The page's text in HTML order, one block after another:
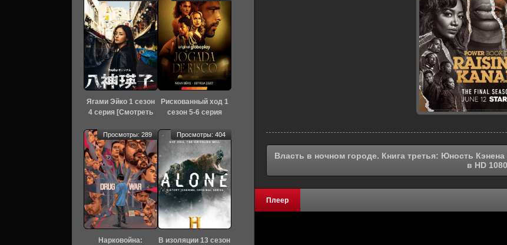
Власть в ночном городе. Книга третья: Юность
в HD 1080
Плеер
Ягами Эйко 1 сезон
4 серия [Смотреть
Рискованный ход 1
сезон 5-6 серия
Нарковойна:
Просмотры: 289
В изоляции 13 сезон
Просмотры: 404